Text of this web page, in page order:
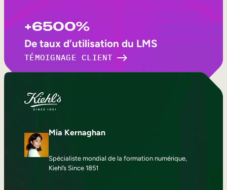
+6500%
De taux d’utilisation du LMS
TÉMOIGNAGE CLIENT
Mia Kernaghan
Spécialiste mondial de la formation numérique,
Kiehl’s Since 1851